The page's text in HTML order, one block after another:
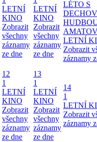
LETNÍ
KINO
Zobrazit
všechny
záznamy
ze dne
LETNÍ
KINO
Zobrazit
všechny
záznamy
ze dne
LÉTO S
LETNÍ
Zobrazit
záznamy
12
1
LETNÍ
KINO
Zobrazit
všechny
záznamy
ze dne
13
1
LETNÍ
KINO
Zobrazit
všechny
záznamy
ze dne
14
1
LETNÍ
Zobrazit
záznamy